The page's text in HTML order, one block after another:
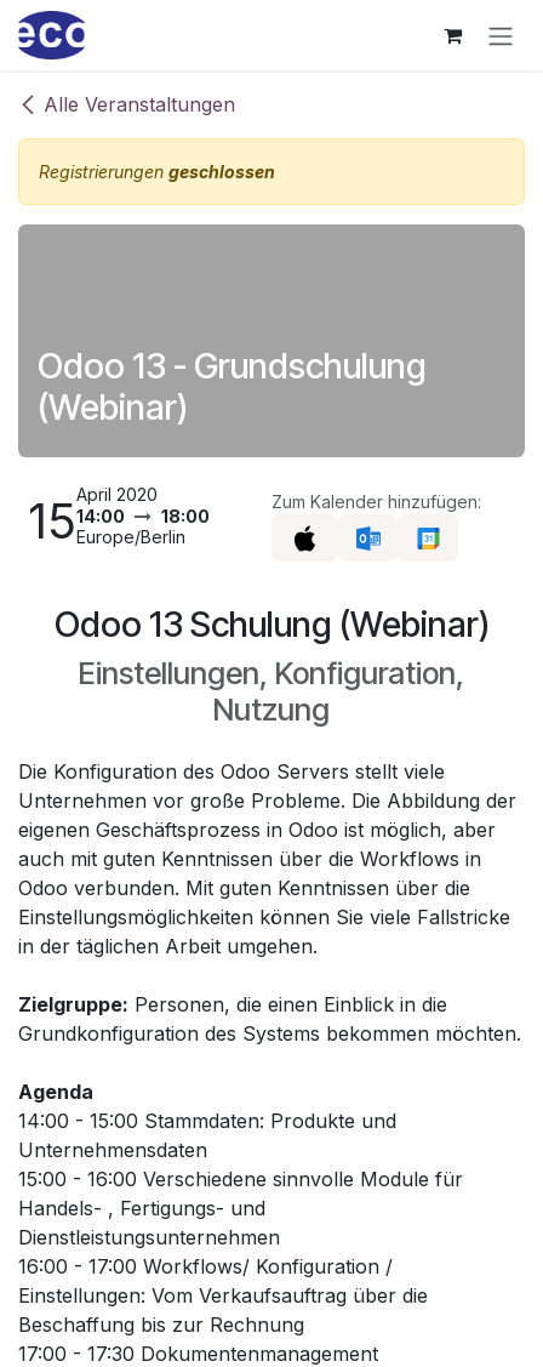
Zum Inhalt springen
Alle Veranstaltungen
Registrierungen geschlossen
Odoo 13 - Grundschulung
(Webinar)
15April 2020
14:00
18:00
Europe/Berlin
Zum Kalender hinzufügen:
Odoo 13 Schulung (Webinar)
Einstellungen, Konfiguration,
Nutzung
Die Konfiguration des Odoo Servers stellt viele
Unternehmen vor große Probleme. Die Abbildung der
eigenen Geschäftsprozess in Odoo ist möglich, aber
auch mit guten Kenntnissen über die Workflows in
Odoo verbunden. Mit guten Kenntnissen über die
Einstellungsmöglichkeiten können Sie viele Fallstricke
in der täglichen Arbeit umgehen.
Zielgruppe: Personen, die einen Einblick in die
Grundkonfiguration des Systems bekommen möchten.
Agenda
14:00 - 15:00 Stammdaten: Produkte und
Unternehmensdaten
15:00 - 16:00 Verschiedene sinnvolle Module für
Handels- , Fertigungs- und
Dienstleistungsunternehmen
16:00 - 17:00 Workflows/ Konfiguration /
Einstellungen: Vom Verkaufsauftrag über die
Beschaffung bis zur Rechnung
17:00 - 17:30 Dokumentenmanagement